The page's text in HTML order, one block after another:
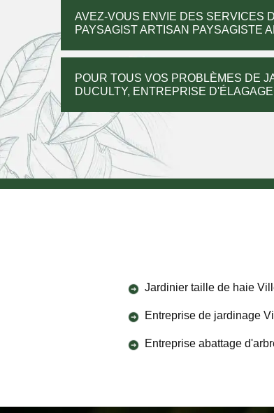
AVEZ-VOUS ENVIE DES SERVICES
PAYSAGIST ARTISAN PAYSAGISTE
POUR TOUS VOS PROBLÈMES DE
DUCULTY, ENTREPRISE
Jardinier taille de haie
Entreprise de jardinage
Entreprise abattage